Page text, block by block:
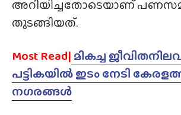
അറിയിച്ചതോടെയാണ്‌
തുടങ്ങിയത്‌.
Most Read| മികച്ച
പട്ടികയിൽ ഇടം നേടി
നഗരങ്ങൾ